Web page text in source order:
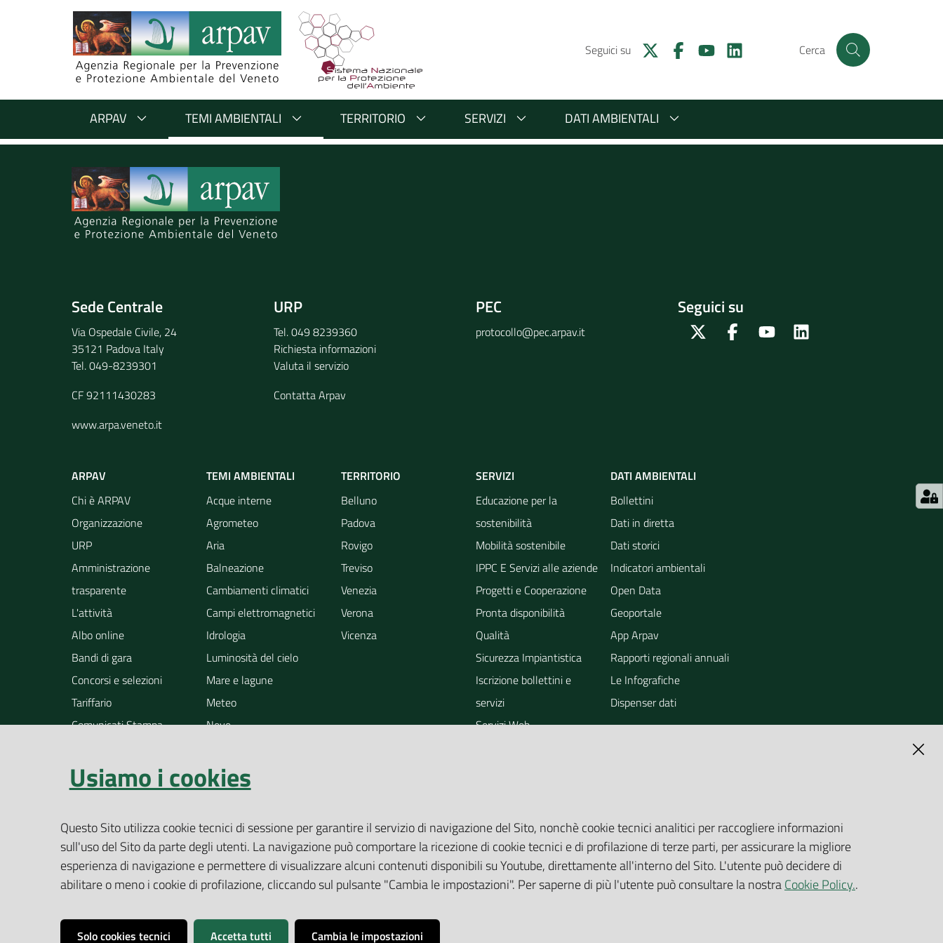
Salta al contenuto
Salta alla navigazione
Salta al footer
Seguici su Cerca
ARPAV TEMI AMBIENTALI TERRITORIO SERVIZI DATI AMBIENTALI
Sede Centrale
Via Ospedale Civile, 24
35121 Padova Italy
Tel. 049-8239301
CF 92111430283
www.arpa.veneto.it
URP
Tel. 049 8239360
Richiesta informazioni
Valuta il servizio
Contatta Arpav
PEC
protocollo@pec.arpav.it
Seguici su
Twitter FacebookYoutube
ARPAV
Chi è ARPAV
Organizzazione
URP
Amministrazione
trasparente
L'attività
Albo online
Bandi di gara
Concorsi e selezioni
Tariffario
Comunicati Stampa
TEMI AMBIENTALI
Acque interne
Agrometeo
Aria
Balneazione
Cambiamenti climatici
Campi elettromagnetici
Idrologia
Luminosità del cielo
Mare e lagune
Meteo
Neve
Pollini
Radioattività
Rumore
Siti contaminati
Suolo
TERRITORIO
Belluno
Padova
Rovigo
Treviso
Venezia
Verona
Vicenza
SERVIZI
Educazione per la
sostenibilità
Mobilità sostenibile
IPPC E Servizi alle aziende
Progetti e Cooperazione
Pronta disponibilità
Qualità
Sicurezza Impiantistica
Iscrizione bollettini e
servizi
Servizi Web
DATI AMBIENTALI
Bollettini
Dati in diretta
Dati storici
Indicatori ambientali
Open Data
Geoportale
App Arpav
Rapporti regionali annuali
Le Infografiche
Dispenser dati
Usiamo i cookies
Questo Sito utilizza cookie tecnici di sessione per garantire il servizio di navigazione del Sito, nonchè cookie tecnici analitici per raccogliere informazioni
sull'uso del Sito da parte degli utenti. La navigazione può comportare la ricezione di cookie tecnici e di profilazione di terze parti, per assicurare la migliore
esperienza di navigazione e permettere di visualizzare alcuni contenuti disponibili su Youtube, direttamente all'interno del Sito. L'utente può decidere di
abilitare o meno i cookie di profilazione, cliccando sul pulsante "Cambia le impostazioni". Per saperne di più l'utente può consultare la nostraCookie Policy..
Solo cookies tecnici Accetta tutti Cambia le impostazioni